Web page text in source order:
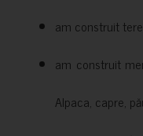
am construit
am construit
Alpaca, capre,